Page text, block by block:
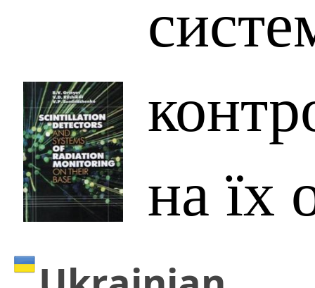
на їх